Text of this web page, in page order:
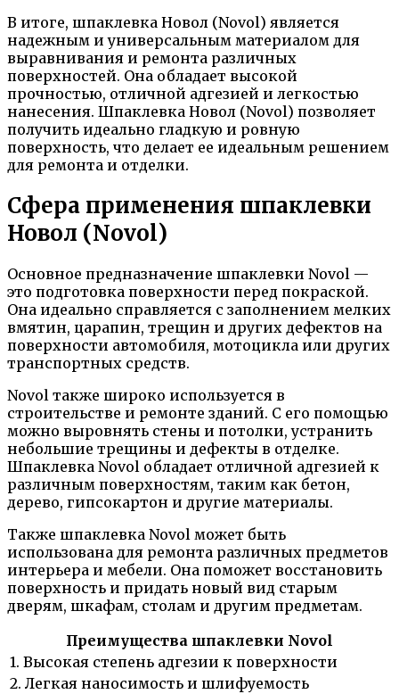
В итоге, шпаклевка Новол (Novol) является
надежным и универсальным материалом для
выравнивания и ремонта различных
поверхностей. Она обладает высокой
прочностью, отличной адгезией и легкостью
нанесения. Шпаклевка Новол (Novol) позволяет
получить идеально гладкую и ровную
поверхность, что делает ее идеальным решением
для ремонта и отделки.
Сфера применения шпаклевки
Новол (Novol)
Основное предназначение шпаклевки Novol —
это подготовка поверхности перед покраской.
Она идеально справляется с заполнением мелких
вмятин, царапин, трещин и других дефектов на
поверхности автомобиля, мотоцикла или других
транспортных средств.
Novol также широко используется в
строительстве и ремонте зданий. С его помощью
можно выровнять стены и потолки, устранить
небольшие трещины и дефекты в отделке.
Шпаклевка Novol обладает отличной адгезией к
различным поверхностям, таким как бетон,
дерево, гипсокартон и другие материалы.
Также шпаклевка Novol может быть
использована для ремонта различных предметов
интерьера и мебели. Она поможет восстановить
поверхность и придать новый вид старым
дверям, шкафам, столам и другим предметам.
Преимущества шпаклевки Novol
1. Высокая степень адгезии к поверхности
2. Легкая наносимость и шлифуемость